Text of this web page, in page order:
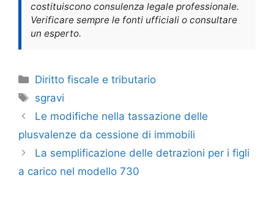
costituiscono consulenza legale professionale.
Verificare sempre le fonti ufficiali o consultare
un esperto.
Categorie
Diritto fiscale e tributario
Tag
sgravi
Le modifiche nella tassazione delle
plusvalenze da cessione di immobili
La semplificazione delle detrazioni per i figli
a carico nel modello 730